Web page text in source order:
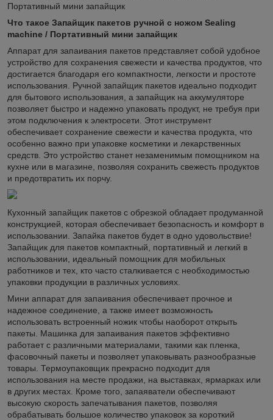
Портативный мини запайщик
Что такое Запайщик пакетов ручной с ножом Sealing
machine / Портативный мини запайщик
Аппарат для запаивания пакетов представляет собой удобное
устройство для сохранения свежести и качества продуктов, что
достигается благодаря его компактности, легкости и простоте
использования. Ручной запайщик пакетов идеально подходит
для бытового использования, а запайщик на аккумуляторе
позволяет быстро и надежно упаковать продукт, не требуя при
этом подключения к электросети. Этот инструмент
обеспечивает сохранение свежести и качества продукта, что
особенно важно при упаковке косметики и лекарственных
средств. Это устройство станет незаменимым помощником на
кухне или в магазине, позволяя сохранить свежесть продуктов
и предотвратить их порчу.
Кухонный запайщик пакетов с обрезкой обладает продуманной
конструкцией, которая обеспечивает безопасность и комфорт в
использовании. Запайка пакетов будет в одно удовольствие!
Запайщик для пакетов компактный, портативный и легкий в
использовании, идеальный помощник для мобильных
работников и тех, кто часто сталкивается с необходимостью
упаковки продукции в различных условиях.
Мини аппарат для запаивания обеспечивает прочное и
надежное соединение, а также имеет возможность
использовать встроенный ножик чтобы наоборот открыть
пакеты. Машинка для запаивания пакетов эффективно
работает с различными материалами, такими как пленка,
фасовочный пакеты и позволяет упаковывать разнообразные
товары. Термоупаковщик прекрасно подходит для
использования на месте продажи, на выставках, ярмарках или
в других местах. Кроме того, запаяватели обеспечивают
высокую скорость запечатывания пакетов, позволяя
обрабатывать большое количество упаковок за короткий